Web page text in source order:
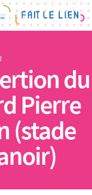
du
Pierre
(stade